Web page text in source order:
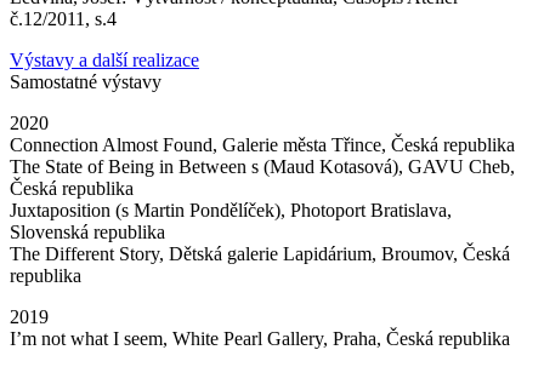
č.12/2011, s.4
Výstavy a další realizace
Samostatné výstavy
2020
Connection Almost Found, Galerie města Třince, Česká republika
The State of Being in Between s (Maud Kotasová), GAVU Cheb,
Česká republika
Juxtaposition (s Martin Pondělíček), Photoport Bratislava,
Slovenská republika
The Different Story, Dětská galerie Lapidárium, Broumov, Česká
republika
2019
I’m not what I seem, White Pearl Gallery, Praha, Česká republika